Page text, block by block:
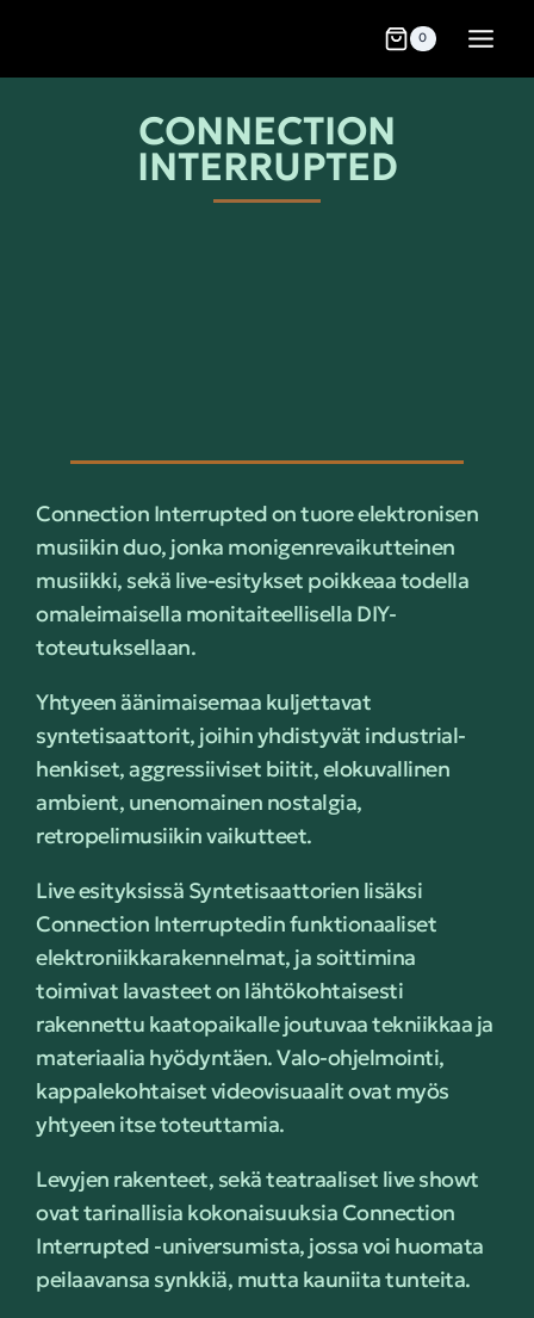
0
CONNECTION
INTERRUPTED
Connection Interrupted on tuore elektronisen
musiikin duo, jonka monigenrevaikutteinen
musiikki, sekä live-esitykset poikkeaa todella
omaleimaisella monitaiteellisella DIY-
toteutuksellaan.
Yhtyeen äänimaisemaa kuljettavat
syntetisaattorit, joihin yhdistyvät industrial-
henkiset, aggressiiviset biitit, elokuvallinen
ambient, unenomainen nostalgia,
retropelimusiikin vaikutteet.
Live esityksissä Syntetisaattorien lisäksi
Connection Interruptedin funktionaaliset
elektroniikkarakennelmat, ja soittimina
toimivat lavasteet on lähtökohtaisesti
rakennettu kaatopaikalle joutuvaa tekniikkaa ja
materiaalia hyödyntäen. Valo-ohjelmointi,
kappalekohtaiset videovisuaalit ovat myös
yhtyeen itse toteuttamia.
Levyjen rakenteet, sekä teatraaliset live showt
ovat tarinallisia kokonaisuuksia Connection
Interrupted -universumista, jossa voi huomata
peilaavansa synkkiä, mutta kauniita tunteita.